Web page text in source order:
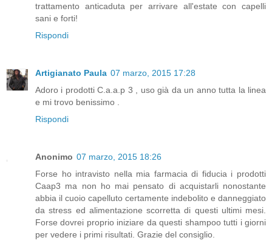
trattamento anticaduta per arrivare all'estate con capelli
sani e forti!
Rispondi
Artigianato Paula 07 marzo, 2015 17:28
Adoro i prodotti C.a.a.p 3 , uso già da un anno tutta la linea
e mi trovo benissimo .
Rispondi
Anonimo 07 marzo, 2015 18:26
Forse ho intravisto nella mia farmacia di fiducia i prodotti
Caap3 ma non ho mai pensato di acquistarli nonostante
abbia il cuoio capelluto certamente indebolito e danneggiato
da stress ed alimentazione scorretta di questi ultimi mesi.
Forse dovrei proprio iniziare da questi shampoo tutti i giorni
per vedere i primi risultati. Grazie del consiglio.